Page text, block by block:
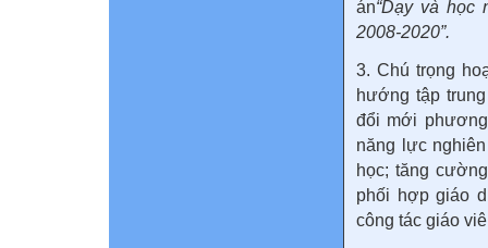
án“Dạy và học
2008-2020”.
3. Chú trọng
hướng tập
đổi mới
năng lực
học; tăng
phối hợp giáo
công tác giáo